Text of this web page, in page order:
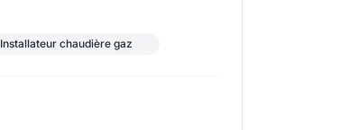
Installateur chaudière gaz